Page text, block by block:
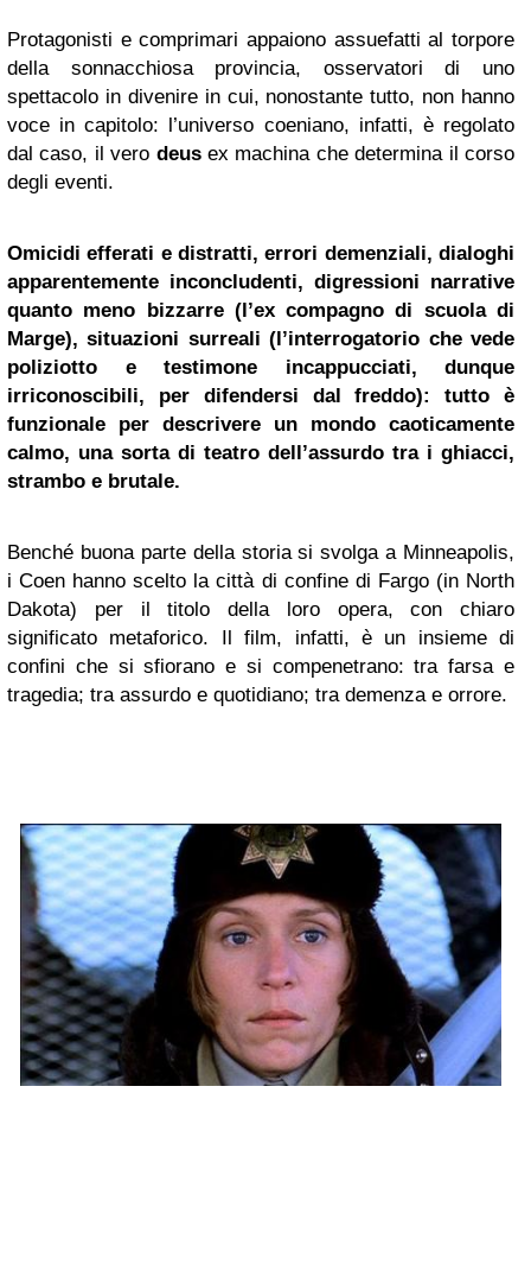
Protagonisti e comprimari appaiono assuefatti al torpore
della sonnacchiosa provincia, osservatori di uno
spettacolo in divenire in cui, nonostante tutto, non hanno
voce in capitolo: l’universo coeniano, infatti, è regolato
dal caso, il vero deusex machina che determina il corso
degli eventi.
Omicidi efferati e distratti, errori demenziali, dialoghi
apparentemente inconcludenti, digressioni narrative
quanto meno bizzarre (l’ex compagno di scuola di
Marge), situazioni surreali (l’interrogatorio che vede
poliziotto e testimone incappucciati, dunque
irriconoscibili, per difendersi dal freddo): tutto è
funzionale per descrivere un mondo caoticamente
calmo, una sorta di teatro dell’assurdo tra i ghiacci,
strambo e brutale.
Benché buona parte della storia si svolga a Minneapolis,
i Coen hanno scelto la città di confine di Fargo (in North
Dakota) per il titolo della loro opera, con chiaro
significato metaforico. Il film, infatti, è un insieme di
confini che si sfiorano e si compenetrano: tra farsa e
tragedia; tra assurdo e quotidiano; tra demenza e orrore.